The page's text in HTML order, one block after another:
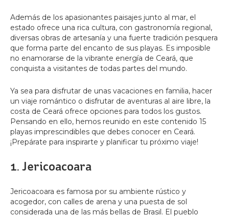
Además de los apasionantes paisajes junto al mar, el
estado ofrece una rica cultura, con gastronomía regional,
diversas obras de artesanía y una fuerte tradición pesquera
que forma parte del encanto de sus playas. Es imposible
no enamorarse de la vibrante energía de Ceará, que
conquista a visitantes de todas partes del mundo.
Ya sea para disfrutar de unas vacaciones en familia, hacer
un viaje romántico o disfrutar de aventuras al aire libre, la
costa de Ceará ofrece opciones para todos los gustos.
Pensando en ello, hemos reunido en este contenido 15
playas imprescindibles que debes conocer en Ceará.
¡Prepárate para inspirarte y planificar tu próximo viaje!
1. Jericoacoara
Jericoacoara es famosa por su ambiente rústico y
acogedor, con calles de arena y una puesta de sol
considerada una de las más bellas de Brasil. El pueblo